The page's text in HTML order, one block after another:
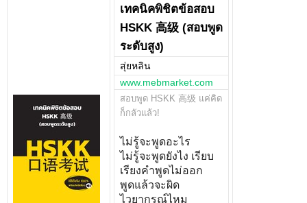
เทคนิคพิชิตข้อสอบ
HSKK 高级 (สอบพูด
ระดับสูง)
สุ่ยหลิน
www.mebmarket.com
สอบพูด HSKK 高级 แค่คิด
ก็กลัวแล้ว!
ไม่รู้จะพูดอะไร
ไม่รู้จะพูดยังไง เรียบ
เรียงคำพูดไม่ออก
พูดแล้วจะผิด
ไวยากรณ์ไหม